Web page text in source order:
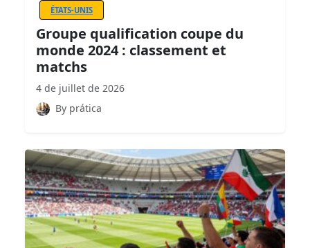
ÉTATS-UNIS
Groupe qualification coupe du
monde 2024 : classement et
matchs
4 de juillet de 2026
By prática